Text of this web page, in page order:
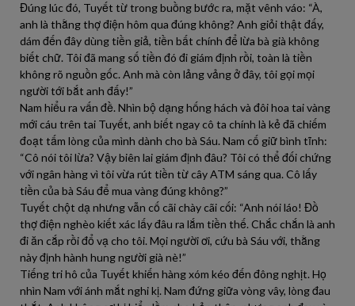
Đúng lúc đó, Tuyết từ trong buồng bước ra, mặt vênh váo: “À,
anh là thằng thợ điện hôm qua đúng không? Anh giỏi thật đấy,
dám đến đây dùng tiền giả, tiền bất chính để lừa bà già không
biết chữ. Tôi đã mang số tiền đó đi giám định rồi, toàn là tiền
không rõ nguồn gốc. Anh mà còn lảng vảng ở đây, tôi gọi mọi
người tới bắt anh đấy!”
Nam hiểu ra vấn đề. Nhìn bộ dạng hống hách và đôi hoa tai vàng
mới cáu trên tai Tuyết, anh biết ngay cô ta chính là kẻ đã chiếm
đoạt tấm lòng của mình dành cho bà Sáu. Nam cố giữ bình tĩnh:
“Cô nói tôi lừa? Vậy biên lai giám định đâu? Tôi có thể đối chứng
với ngân hàng vì tôi vừa rút tiền từ cây ATM sáng qua. Cô lấy
tiền của bà Sáu để mua vàng đúng không?”
Tuyết chột dạ nhưng vẫn cố cãi chày cãi cối: “Anh nói láo! Đồ
thợ điện nghèo kiết xác lấy đâu ra lắm tiền thế. Chắc chắn là anh
đi ăn cắp rồi đổ vạ cho tôi. Mọi người ơi, cứu bà Sáu với, thằng
này định hành hung người già nè!”
Tiếng tri hô của Tuyết khiến hàng xóm kéo đến đông nghịt. Họ
nhìn Nam với ánh mắt nghi kị. Nam đứng giữa vòng vây, lòng đau